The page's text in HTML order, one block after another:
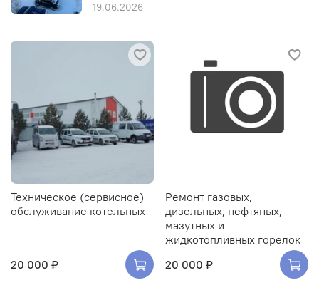
Техническое (сервисное)
обслуживание котельных
20 000 ₽
Ремонт газовых,
дизельных, нефтяных,
мазутных и
жидкотопливных горелок
20 000 ₽
19.06.2026